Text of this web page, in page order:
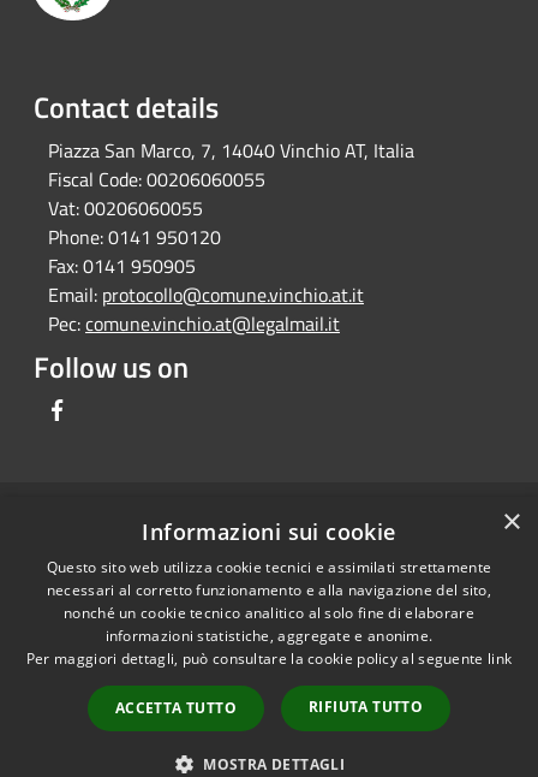
Contact details
Piazza San Marco, 7, 14040 Vinchio AT, Italia
Fiscal Code:00206060055
Vat:00206060055
Phone:0141 950120
Fax:0141 950905
Email: protocollo@comune.vinchio.at.it
Pec:comune.vinchio.at@legalmail.it
Follow us on
Privacy
Cookie
Dati fiscali e codici
fatturazione
Dichiarazione di
Comune convenzionato
Progetto|Convenzione
Adesioni
•Accesso redazione
×
Informazioni sui cookie
Questo sito web utilizza cookie tecnici e assimilati strettamente
necessari al corretto funzionamento e alla navigazione del sito,
nonché un cookie tecnico analitico al solo fine di elaborare
informazioni statistiche, aggregate e anonime.
Per maggiori dettagli, può consultare la cookie policy al seguente link
ACCETTA TUTTO RIFIUTA TUTTO
MOSTRA DETTAGLI